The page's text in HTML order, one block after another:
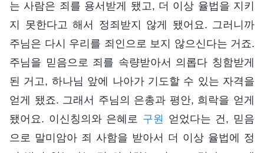
는 사람은 죄를 용서받게 됐고, 더 이상 율법을 지키
지 못한다고 해서 정죄받지 않게 됐어요. 그러니까
주님은 다시 우리를 죄인으로 보지 않으신다는 거죠.
주님을 믿음으로 죄를 속량받아서 의롭다 칭함받게
된 거고, 하나님 앞에 나아가 기도할 수 있는 자격을
얻게 됐죠. 그래서 주님의 은총과 평안, 희락을 얻게
됐어요. 이신칭의와 은혜로 구원 얻었다는 건, 믿음
으로 말미암아 죄 사함을 받아서 더 이상 율법에 정